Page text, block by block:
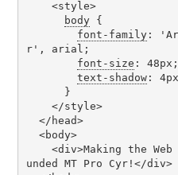
body {
font-family:
r', arial;
font-size : 48px;
text-shadow:
unded MT Pro Cyr!</div>